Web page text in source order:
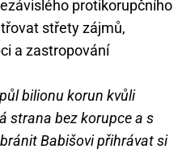
protikorupčního
střety zájmů,
a zastropování
bilionu korun kvůli
strana bez korupce a s
Babišovi přihrávat si